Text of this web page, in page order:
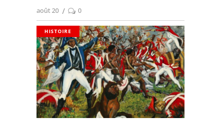
août 20 0
HISTOIRE